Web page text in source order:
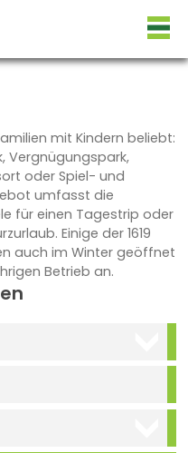
mit Kindern beliebt:
Vergnügungspark,
oder Spiel- und
umfasst die
für einen Tagestrip oder
Einige der 1619
auch im Winter geöffnet
Betrieb an.